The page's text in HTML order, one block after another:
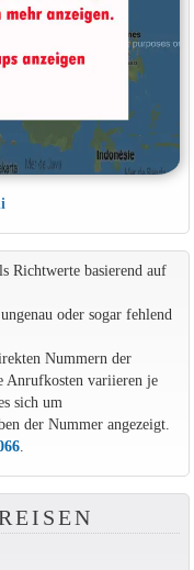
Richtwerte basierend auf
oder sogar fehlend
Nummern der
variieren je
sich um
der Nummer angezeigt.
.